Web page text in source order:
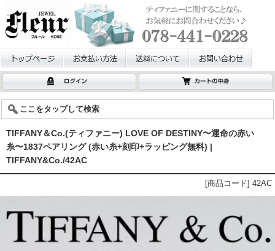
ここをタップして検索
TIFFANY＆Co.(ティファニー) LOVE OF DESTINY〜運命の赤い
糸〜1837ペアリング (赤い糸+刻印+ラッピング無料) |
TIFFANY&Co./42AC
[商品コード] 42AC